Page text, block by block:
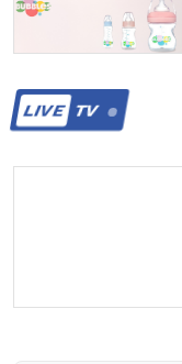
LIVETV